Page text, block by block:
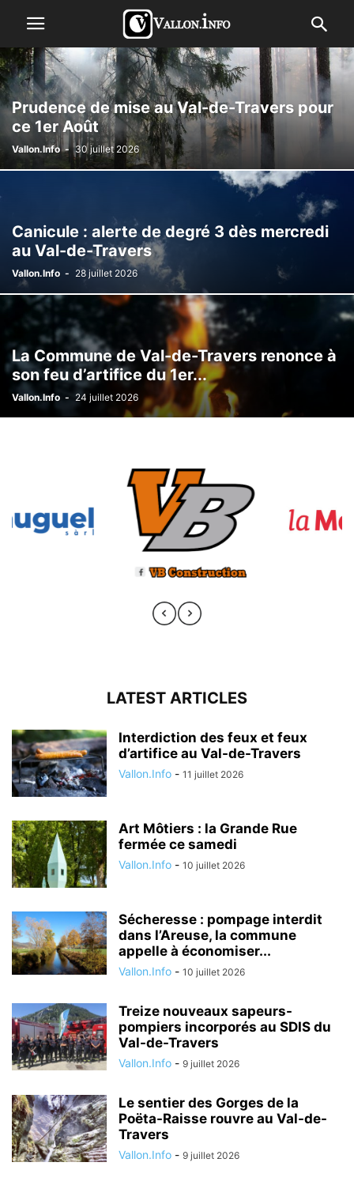
Prudence de mise au Val-de-Travers pour
ce 1er Août
Vallon.Info - 30 juillet 2026
Canicule : alerte de degré 3 dès mercredi
au Val-de-Travers
Vallon.Info - 28 juillet 2026
La Commune de Val-de-Travers renonce à
son feu d’artifice du 1er...
Vallon.Info - 24 juillet 2026
LATEST ARTICLES
Interdiction des feux et feux
d’artifice au Val-de-Travers
Vallon.Info - 11 juillet 2026
Art Môtiers : la Grande Rue
fermée ce samedi
Vallon.Info - 10 juillet 2026
Sécheresse : pompage interdit
dans l’Areuse, la commune
appelle à économiser...
Vallon.Info - 10 juillet 2026
Treize nouveaux sapeurs-
pompiers incorporés au SDIS du
Val-de-Travers
Vallon.Info - 9 juillet 2026
Le sentier des Gorges de la
Poëta-Raisse rouvre au Val-de-
Travers
Vallon.Info - 9 juillet 2026